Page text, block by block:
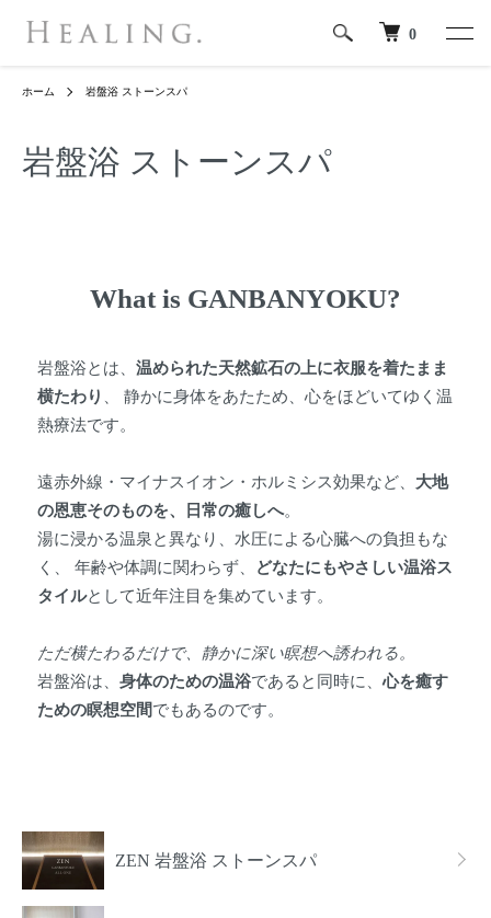
0
ホーム 岩盤浴 ストーンスパ
岩盤浴 ストーンスパ
What is GANBANYOKU?
岩盤浴とは、 温められた天然鉱石の上に衣服を着たまま
横たわり
、 静かに身体をあたため、心をほどいてゆく温
熱療法です。
遠赤外線・マイナスイオン・ホルミシス効果など、 大地
の恩恵そのものを、日常の癒しへ。
湯に浸かる温泉と異なり、水圧による心臓への負担もな
く、 年齢や体調に関わらず、
どなたにもやさしい温浴ス
タイルとして近年注目を集めています。
ただ横たわるだけで、静かに深い瞑想へ誘われる。
岩盤浴は、 身体のための温浴であると同時に、心を癒す
ための瞑想空間でもあるのです。
カテゴリー一覧
ZEN 岩盤浴 ストーンスパ